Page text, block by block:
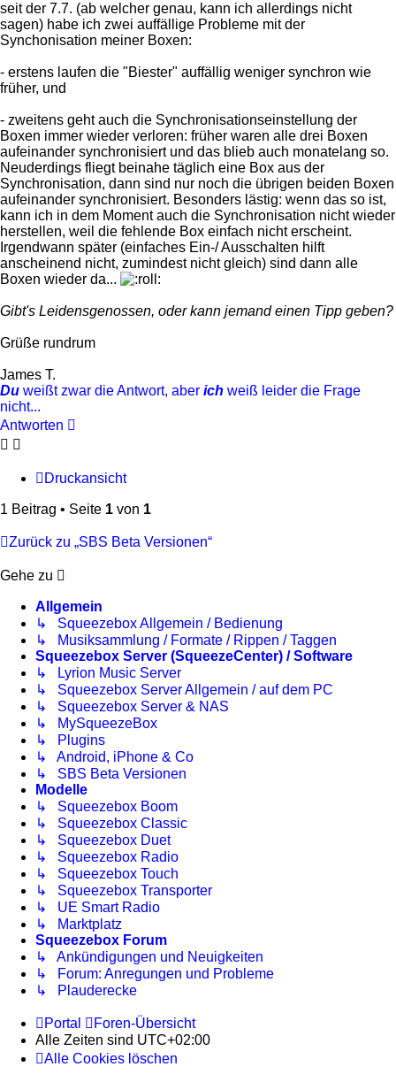
seit der 7.7. (ab welcher genau, kann ich allerdings nicht
sagen) habe ich zwei auffällige Probleme mit der
Synchonisation meiner Boxen:
- erstens laufen die "Biester" auffällig weniger synchron wie
früher, und
- zweitens geht auch die Synchronisationseinstellung der
Boxen immer wieder verloren: früher waren alle drei Boxen
aufeinander synchronisiert und das blieb auch monatelang so.
Neuderdings fliegt beinahe täglich eine Box aus der
Synchronisation, dann sind nur noch die übrigen beiden Boxen
aufeinander synchronisiert. Besonders lästig: wenn das so ist,
kann ich in dem Moment auch die Synchronisation nicht wieder
herstellen, weil die fehlende Box einfach nicht erscheint.
Irgendwann später (einfaches Ein-/ Ausschalten hilft
anscheinend nicht, zumindest nicht gleich) sind dann alle
Boxen wieder da...
Gibt's Leidensgenossen, oder kann jemand einen Tipp geben?
Grüße rundrum
James T.
Du weißt zwar die Antwort, aber ich weiß leider die Frage
nicht...
Antworten
Druckansicht
1 Beitrag • Seite 1 von 1
Zurück zu „SBS Beta Versionen“
Gehe zu
Allgemein
↳ Squeezebox Allgemein / Bedienung
↳ Musiksammlung / Formate / Rippen / Taggen
Squeezebox Server (SqueezeCenter) / Software
↳ Lyrion Music Server
↳ Squeezebox Server Allgemein / auf dem PC
↳ Squeezebox Server & NAS
↳ MySqueezeBox
↳ Plugins
↳ Android, iPhone & Co
↳ SBS Beta Versionen
Modelle
↳ Squeezebox Boom
↳ Squeezebox Classic
↳ Squeezebox Duet
↳ Squeezebox Radio
↳ Squeezebox Touch
↳ Squeezebox Transporter
↳ UE Smart Radio
↳ Marktplatz
Squeezebox Forum
↳ Ankündigungen und Neuigkeiten
↳ Forum: Anregungen und Probleme
↳ Plauderecke
Portal
Foren-Übersicht
Alle Zeiten sind UTC+02:00
Alle Cookies löschen